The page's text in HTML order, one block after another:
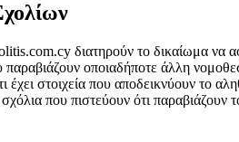
διατηρούν το δικαίωμα
οποιαδήποτε άλλη
έχει στοιχεία που αποδεικνύουν το
που πιστεύουν ότι